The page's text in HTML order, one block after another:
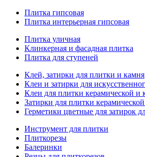
Плитка гипсовая
Плитка интерьерная гипсовая
Плитка уличная
Клинкерная и фасадная плитка
Плитка для ступеней
Клей, затирки для плитки и камня
Клеи и затирки для
Клеи для плитки керамической и
Затирки для плитки
Герметики цветные для затирок
Инструмент для плитки
Плиткорезы
Балеринки